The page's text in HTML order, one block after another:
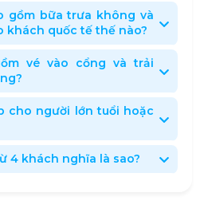
gồm bữa trưa không và
khách quốc tế thế nào?
vé vào cổng và trải
cho người lớn tuổi hoặc
4 khách nghĩa là sao?